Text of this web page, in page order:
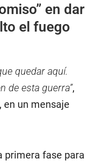
en dar
el fuego
quedar aquí.
de esta guerra”,
en un mensaje
fase para